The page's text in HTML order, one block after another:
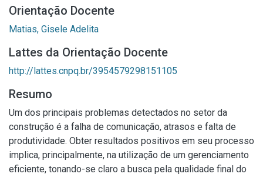
Orientação Docente
Matias, Gisele Adelita
Lattes da Orientação Docente
http://lattes.cnpq.br/3954579298151105
Resumo
Um dos principais problemas detectados no setor da
construção é a falha de comunicação, atrasos e falta de
produtividade. Obter resultados positivos em seu processo
implica, principalmente, na utilização de um gerenciamento
eficiente, tonando-se claro a busca pela qualidade final do